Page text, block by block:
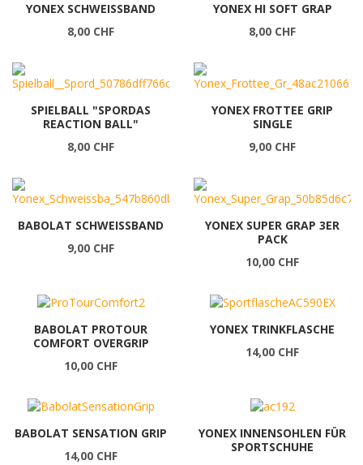
YONEX SCHWEISSBAND
8,00 CHF
YONEX HI SOFT GRAP
8,00 CHF
SPIELBALL "SPORDAS
REACTION BALL"
8,00 CHF
YONEX FROTTEE GRIP
SINGLE
9,00 CHF
BABOLAT SCHWEISSBAND
9,00 CHF
YONEX SUPER GRAP 3ER
PACK
10,00 CHF
BABOLAT PROTOUR
COMFORT OVERGRIP
10,00 CHF
YONEX TRINKFLASCHE
14,00 CHF
BABOLAT SENSATION GRIP
14,00 CHF
YONEX INNENSOHLEN FÜR
SPORTSCHUHE